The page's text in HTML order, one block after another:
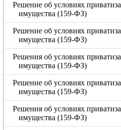
Решение об условиях
имущества (159-ФЗ)
Решение об условиях
имущества (159-ФЗ)
Решения об условиях
имущества (159-ФЗ)
Решение об условиях
имущества (159-ФЗ)
Решения об условиях
имущества (159-ФЗ)